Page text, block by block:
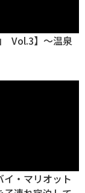
Vol.3】～温泉
・マリオット